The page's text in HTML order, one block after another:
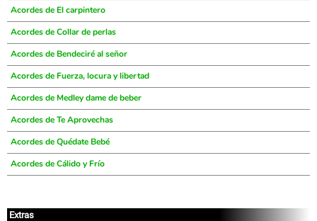
Acordes de El carpintero
Acordes de Collar de perlas
Acordes de Bendeciré al señor
Acordes de Fuerza, locura y libertad
Acordes de Medley dame de beber
Acordes de Te Aprovechas
Acordes de Quédate Bebé
Acordes de Cálido y Frío
Extras